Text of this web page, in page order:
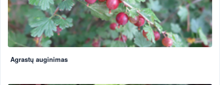
Agrastų auginimas